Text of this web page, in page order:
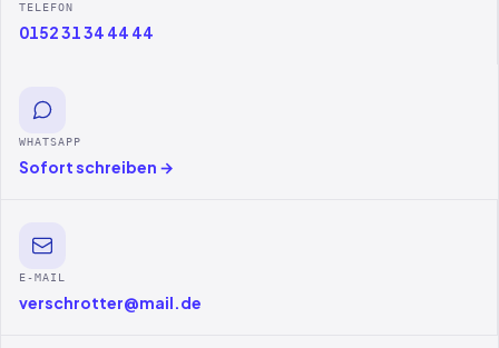
TELEFON
0152 31 34 44 44
WHATSAPP
Sofort schreiben →
E-MAIL
verschrotter@mail.de